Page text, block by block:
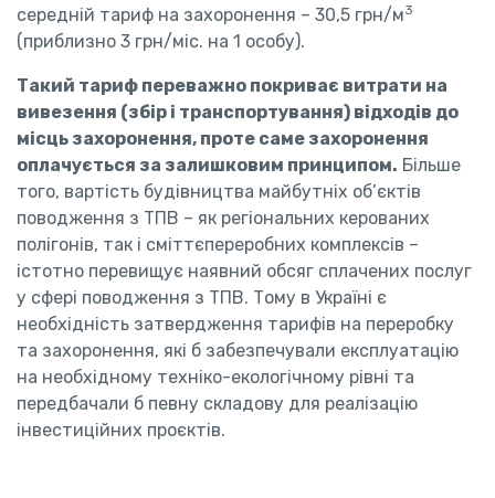
середній тариф на захоронення – 30,5 грн/м3
(приблизно 3 грн/міс. на 1 особу).
Такий тариф переважно покриває витрати на
вивезення (збір і транспортування) відходів до
місць захоронення, проте саме захоронення
оплачується за залишковим принципом. Більше
того, вартість будівництва майбутніх об’єктів
поводження з ТПВ – як регіональних керованих
полігонів, так і сміттєпереробних комплексів –
істотно перевищує наявний обсяг сплачених послуг
у сфері поводження з ТПВ. Тому в Україні є
необхідність затвердження тарифів на переробку
та захоронення, які б забезпечували експлуатацію
на необхідному техніко-екологічному рівні та
передбачали б певну складову для реалізацію
інвестиційних проєктів.